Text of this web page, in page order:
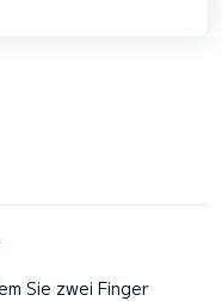
Sie zwei Finger